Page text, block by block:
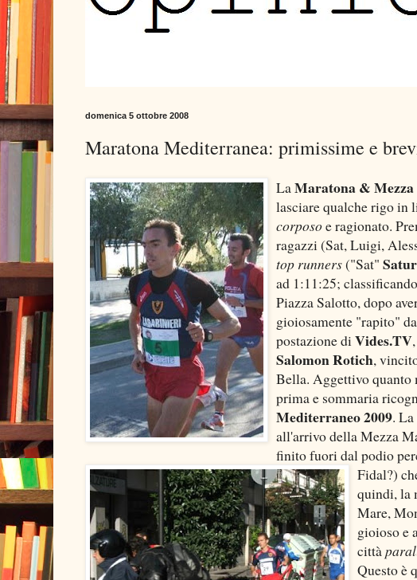
domenica 5 ottobre 2008
Maratona Mediterranea: primissime e
LaMaratona &
lasciare qualche rigo in
corposoe ragionato.
ragazzi (Sat, Luigi,
top runners("Sat"
ad 1:11:25;
Piazza Salotto, dopo
gioiosamente "rapito"
postazione di Vides.TV
Salomon Rotich,
Bella. Aggettivo quanto
prima e sommaria
Mediterraneo 2009.
all'arrivo della Mezza
finito fuori dal podio
Fidal?)
quindi, la
Mare,
gioioso e
città
Questo è